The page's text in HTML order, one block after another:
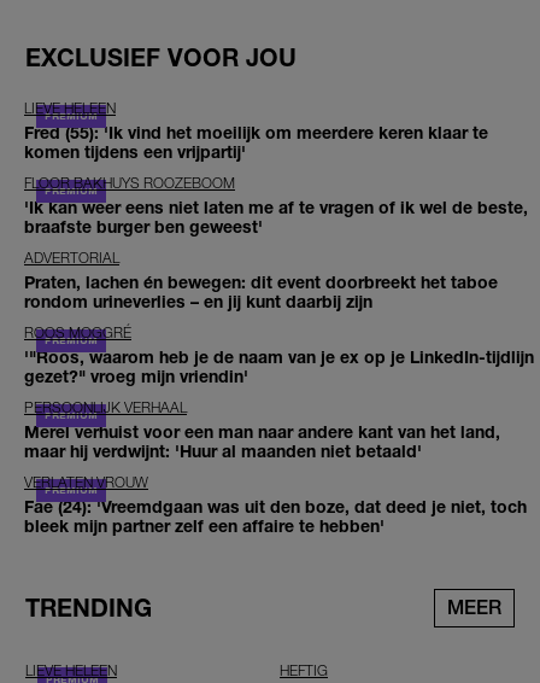
EXCLUSIEF VOOR JOU
LIEVE HELEEN
Fred (55): 'Ik vind het moeilijk om meerdere keren klaar te
komen tijdens een vrijpartij'
FLOOR BAKHUYS ROOZEBOOM
'Ik kan weer eens niet laten me af te vragen of ik wel de beste,
braafste burger ben geweest'
ADVERTORIAL
Praten, lachen én bewegen: dit event doorbreekt het taboe
rondom urineverlies – en jij kunt daarbij zijn
ROOS MOGGRÉ
'"Roos, waarom heb je de naam van je ex op je LinkedIn-tijdlijn
gezet?" vroeg mijn vriendin'
PERSOONLIJK VERHAAL
Merel verhuist voor een man naar andere kant van het land,
maar hij verdwijnt: 'Huur al maanden niet betaald'
VERLATEN VROUW
Fae (24): 'Vreemdgaan was uit den boze, dat deed je niet, toch
bleek mijn partner zelf een affaire te hebben'
TRENDING MEER
LIEVE HELEEN HEFTIG